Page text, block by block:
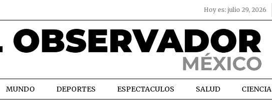
Hoy es: julio 29, 2026
MUNDO DEPORTES ESPECTACULOS SALUD CIENCIA